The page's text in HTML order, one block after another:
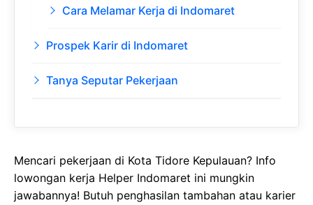
Cara Melamar Kerja di Indomaret
Prospek Karir di Indomaret
Tanya Seputar Pekerjaan
Mencari pekerjaan di Kota Tidore Kepulauan? Info
lowongan kerja Helper Indomaret ini mungkin
jawabannya! Butuh penghasilan tambahan atau karier